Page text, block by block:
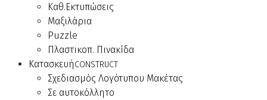
Καθ.Εκτυπώσεις
Μαξιλάρια
Puzzle
Πλαστικοπ. Πινακίδα
ΚατασκευήCONSTRUCT
Σχεδιασμός Λογότυπου Μακέτας
Σε αυτοκόλλητο